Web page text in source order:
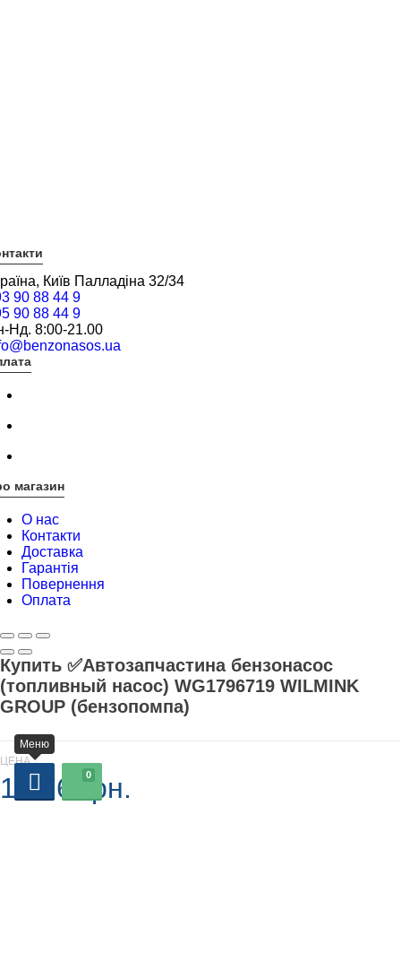
Київ Палладіна 32/34
90 88 44 9
90 88 44 9
Нд. 8:00-21.00
магазин
О нас
Контакти
Доставка
Гарантія
Повернення
Оплата
Купить ✅Автозапчастина бензонасос
(топливный насос) WG1796719 WILMINK
GROUP (бензопомпа)
ЦЕНА
1 376 грн.
Меню
0